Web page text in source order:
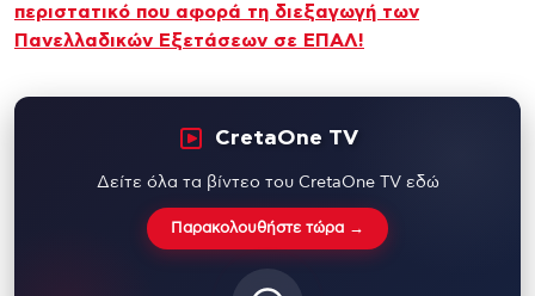
περιστατικό που αφορά τη διεξαγωγή των
Πανελλαδικών Εξετάσεων σε ΕΠΑΛ!
CretaOne TV
Δείτε όλα τα βίντεο του CretaOne TV εδώ
Παρακολουθήστε τώρα →